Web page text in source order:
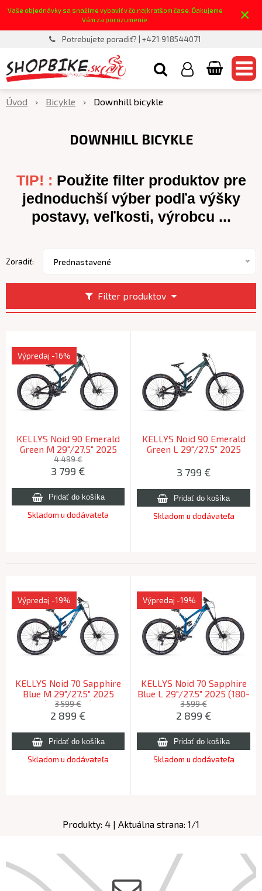
Vaše objednávky sa snažíme vybaviť v čo najkratšom čase. Ďakujeme
Vám za porozumenie.
×
Potrebujete poradiť? | +421 918544071
Úvod Bicykle Downhill bicykle
DOWNHILL BICYKLE
TIP! : Použite filter produktov pre
jednoduchší výber podľa výšky
postavy, veľkosti, výrobcu ...
Filter produktov
Zoradiť: Prednastavené
KELLYS Noid 90 Emerald
Green M 29"/27.5" 2025
(175-182cm)
Výpredaj -16%
4 499 €
3 799 €
Skladom u dodávateľa
KELLYS Noid 90 Emerald
Green L 29"/27.5" 2025
3 799 €
Skladom u dodávateľa
KELLYS Noid 70 Sapphire
Blue M 29"/27.5" 2025
(175-182cm)
Výpredaj -19%
3 599 €
2 899 €
Skladom u dodávateľa
KELLYS Noid 70 Sapphire
Blue L 29"/27.5" 2025 (180-
195cm)
Výpredaj -19%
3 599 €
2 899 €
Skladom u dodávateľa
Produkty: 4 | Aktuálna strana: 1/1